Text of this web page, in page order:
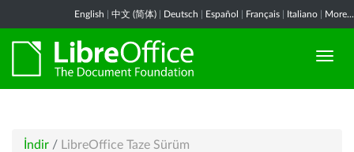
English 中文 (简体) Deutsch Español Français Italiano More...
İndir / LibreOffice Taze Sürüm